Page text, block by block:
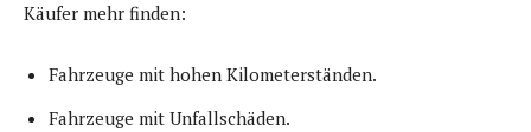
Käufer mehr finden:
Fahrzeuge mit hohen Kilometerständen.
Fahrzeuge mit Unfallschäden.